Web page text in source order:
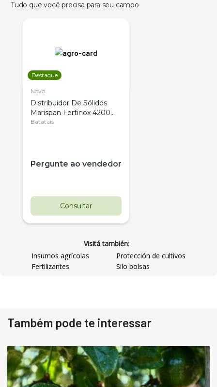
Tudo que você precisa para seu campo
Destaque
Novo
Distribuidor De Sólidos
Marispan Fertinox 4200
Citrus
Batatais
Pergunte ao vendedor
Consultar
Pá Carregadeira Cat 966
Ano 1987
R$ 145.000
Visitá también:
Insumos agrícolas
Protección de cultivos
Fertilizantes
Silo bolsas
Também pode te interessar